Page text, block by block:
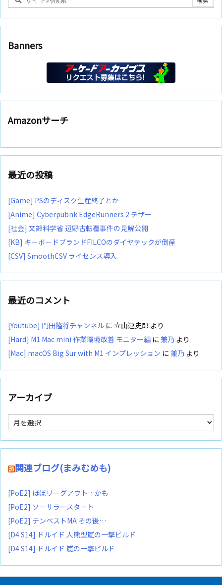
Banners
Amazonサーチ
最近の投稿
[Game] PSのディスク生産終了とか
[Anime] Cyberpubnk EdgeRunners 2 テザー
[社会] 文部科学省 辺野古転覆事件の見解公開
[KB] キーボードブランドFILCOのダイヤテックが倒産
[CSV] SmoothCSV ライセンス導入
最近のコメント
[Youtube] 門田隆将チャンネル に 立山連史郎 より
[Hard] M1 Mac mini 作業環境改善 モニター編 に 兼乃 より
[Mac] macOS Big Sur with M1 インプレッション に 兼乃 より
アーカイブ
ア
ー
カ
イ
関連ブログ(まみむめも)
[PoE2] ほぼリーグアウト…かも
[PoE2] ソーサラースタート
[PoE2] テンペストMA その後…
[D4 S14] ドルイド 人熊型嵐の一撃ビルド
[D4 S14] ドルイド 嵐の一撃ビルド